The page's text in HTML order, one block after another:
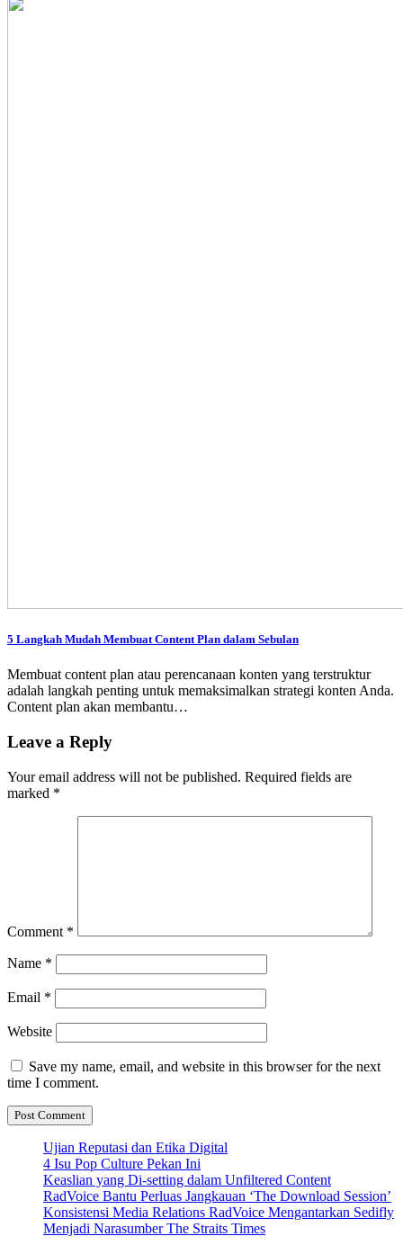
5 Langkah Mudah Membuat Content Plan dalam Sebulan
Membuat content plan atau perencanaan konten yang terstruktur
adalah langkah penting untuk memaksimalkan strategi konten Anda.
Content plan akan membantu…
Leave a Reply
Your email address will not be published. Required fields are
marked *
Comment *
Name *
Email *
Website
Save my name, email, and website in this browser for the next
time I comment.
Ujian Reputasi dan Etika Digital
4 Isu Pop Culture Pekan Ini
Keaslian yang Di-setting dalam Unfiltered Content
RadVoice Bantu Perluas Jangkauan ‘The Download Session’
Konsistensi Media Relations RadVoice Mengantarkan Sedifly
Menjadi Narasumber The Straits Times